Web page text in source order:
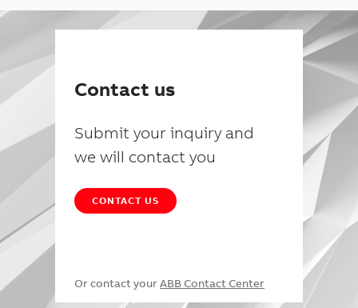
Contact us
Submit your inquiry and
we will contact you
CONTACT US
Or contact your ABB Contact Center